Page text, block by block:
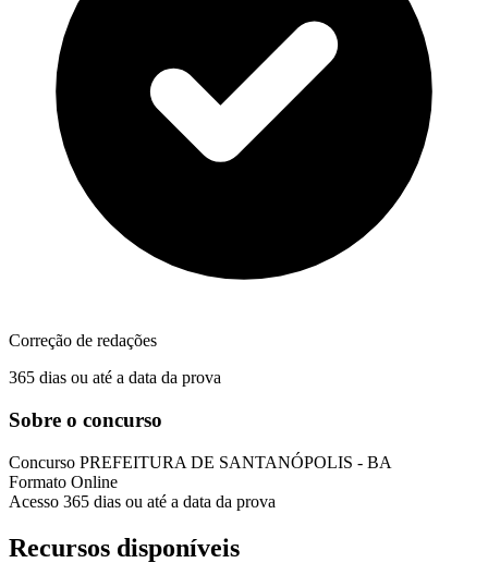
Correção de redações
365 dias ou até a data da prova
Sobre o concurso
Concurso PREFEITURA DE SANTANÓPOLIS - BA
Formato Online
Acesso 365 dias ou até a data da prova
Recursos disponíveis